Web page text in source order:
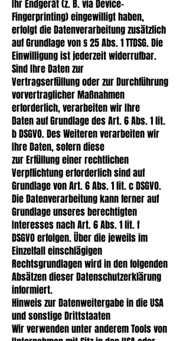
Ihr Endgerät (z. B. via Device-
Fingerprinting) eingewilligt haben,
erfolgt die Datenverarbeitung zusätzlich
auf Grundlage von § 25 Abs. 1 TTDSG. Die
Einwilligung ist jederzeit widerrufbar.
Sind Ihre Daten zur
Vertragserfüllung oder zur Durchführung
vorvertraglicher Maßnahmen
erforderlich, verarbeiten wir Ihre
Daten auf Grundlage des Art. 6 Abs. 1 lit.
b DSGVO. Des Weiteren verarbeiten wir
Ihre Daten, sofern diese
zur Erfüllung einer rechtlichen
Verpflichtung erforderlich sind auf
Grundlage von Art. 6 Abs. 1 lit. c DSGVO.
Die Datenverarbeitung kann ferner auf
Grundlage unseres berechtigten
Interesses nach Art. 6 Abs. 1 lit. f
DSGVO erfolgen. Über die jeweils im
Einzelfall einschlägigen
Rechtsgrundlagen wird in den folgenden
Absätzen dieser Datenschutzerklärung
informiert.
Hinweis zur Datenweitergabe in die USA
und sonstige Drittstaaten
Wir verwenden unter anderem Tools von